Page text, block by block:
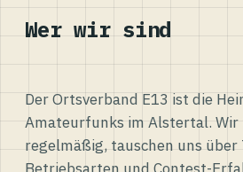
Wer wir sind
Der Ortsverband E13 ist die
Amateurfunks im Alstertal.
regelmäßig, tauschen uns über